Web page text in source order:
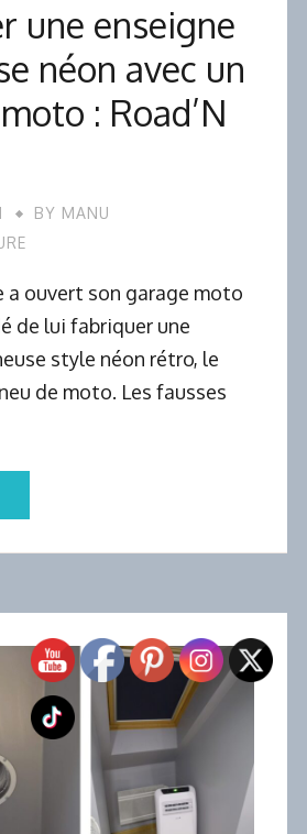
une enseigne
néon avec un
: Road’N
BY MANU
a ouvert son garage moto
de lui fabriquer une
style néon rétro, le
de moto. Les fausses